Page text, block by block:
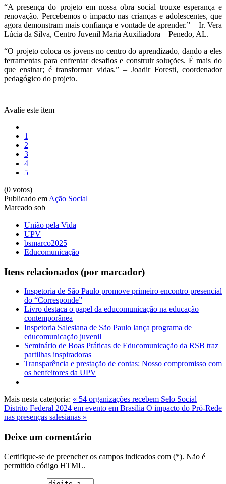
“A presença do projeto em nossa obra social trouxe esperança e
renovação. Percebemos o impacto nas crianças e adolescentes, que
agora demonstram mais confiança e vontade de aprender.” – Ir. Vera
Lúcia da Silva, Centro Juvenil Maria Auxiliadora – Penedo, AL.
“O projeto coloca os jovens no centro do aprendizado, dando a eles
ferramentas para enfrentar desafios e construir soluções. É mais do
que ensinar; é transformar vidas.” – Joadir Foresti, coordenador
pedagógico do projeto.
Avalie este item
1
2
3
4
5
(0 votos)
Publicado em Ação Social
Marcado sob
União pela Vida
UPV
bsmarco2025
Educomunicação
Itens relacionados (por marcador)
Inspetoria de São Paulo promove primeiro encontro presencial
do “Corresponde”
Livro destaca o papel da educomunicação na educação
contemporânea
Inspetoria Salesiana de São Paulo lança programa de
educomunicação juvenil
Seminário de Boas Práticas de Educomunicação da RSB traz
partilhas inspiradoras
Transparência e prestação de contas: Nosso compromisso com
os benfeitores da UPV
Mais nesta categoria: « 54 organizações recebem Selo Social
Distrito Federal 2024 em evento em Brasília O impacto do Pró-Rede
nas presenças salesianas »
Deixe um comentário
Certifique-se de preencher os campos indicados com (*). Não é
permitido código HTML.